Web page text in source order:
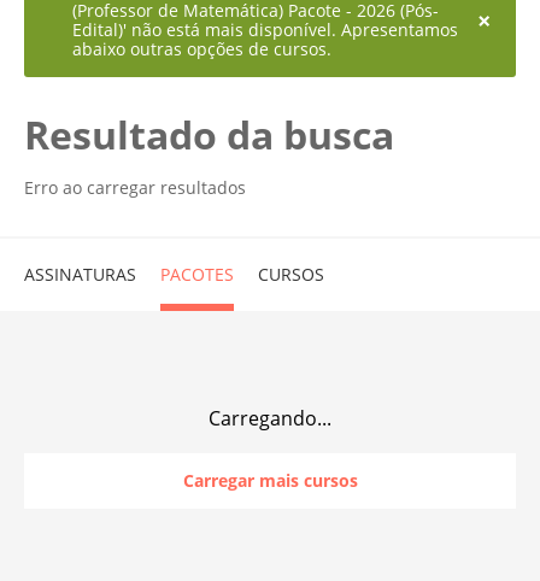
(Professor de Matemática) Pacote - 2026 (Pós-
Edital)' não está mais disponível. Apresentamos
abaixo outras opções de cursos.
×
Resultado da busca
Erro ao carregar resultados
ASSINATURAS PACOTES CURSOS
Carregando...
Carregar mais cursos